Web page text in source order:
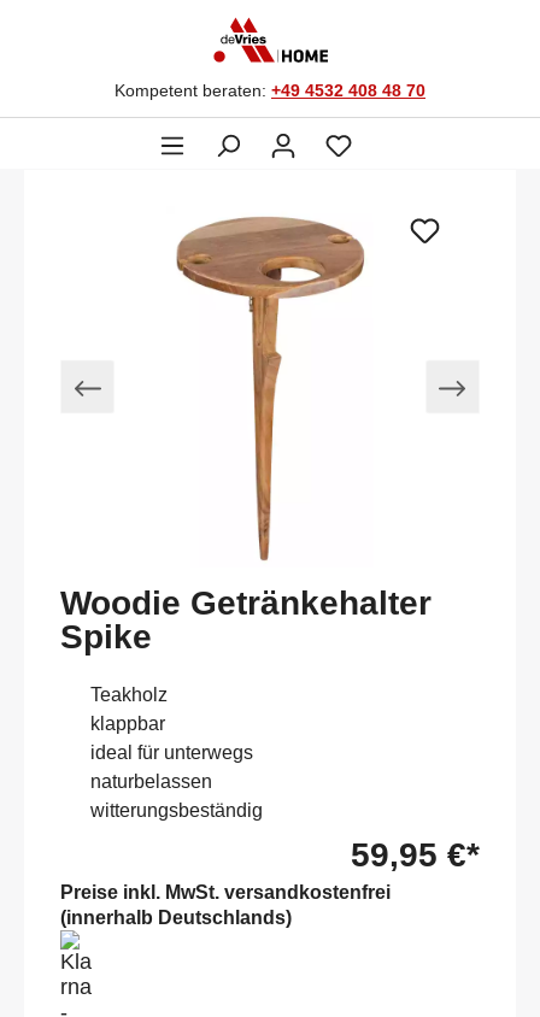
Kompetent beraten: +49 4532 408 48 70
Woodie Getränkehalter
Spike
Teakholz
klappbar
ideal für unterwegs
naturbelassen
witterungsbeständig
59,95 €*
Preise inkl. MwSt. versandkostenfrei
(innerhalb Deutschlands)